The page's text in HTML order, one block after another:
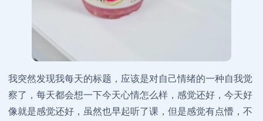
我突然发现我每天的标题，应该是对自己情绪的一种自我觉
察了，每天都会想一下今天心情怎么样，感觉还好，今天好
像就是感觉还好，虽然也早起听了课，但是感觉有点懵，不